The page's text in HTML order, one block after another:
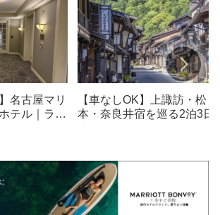
名古屋マリ
テル｜ラウ
【車なしOK】上諏訪・松
本・奈良井宿を巡る2泊3日